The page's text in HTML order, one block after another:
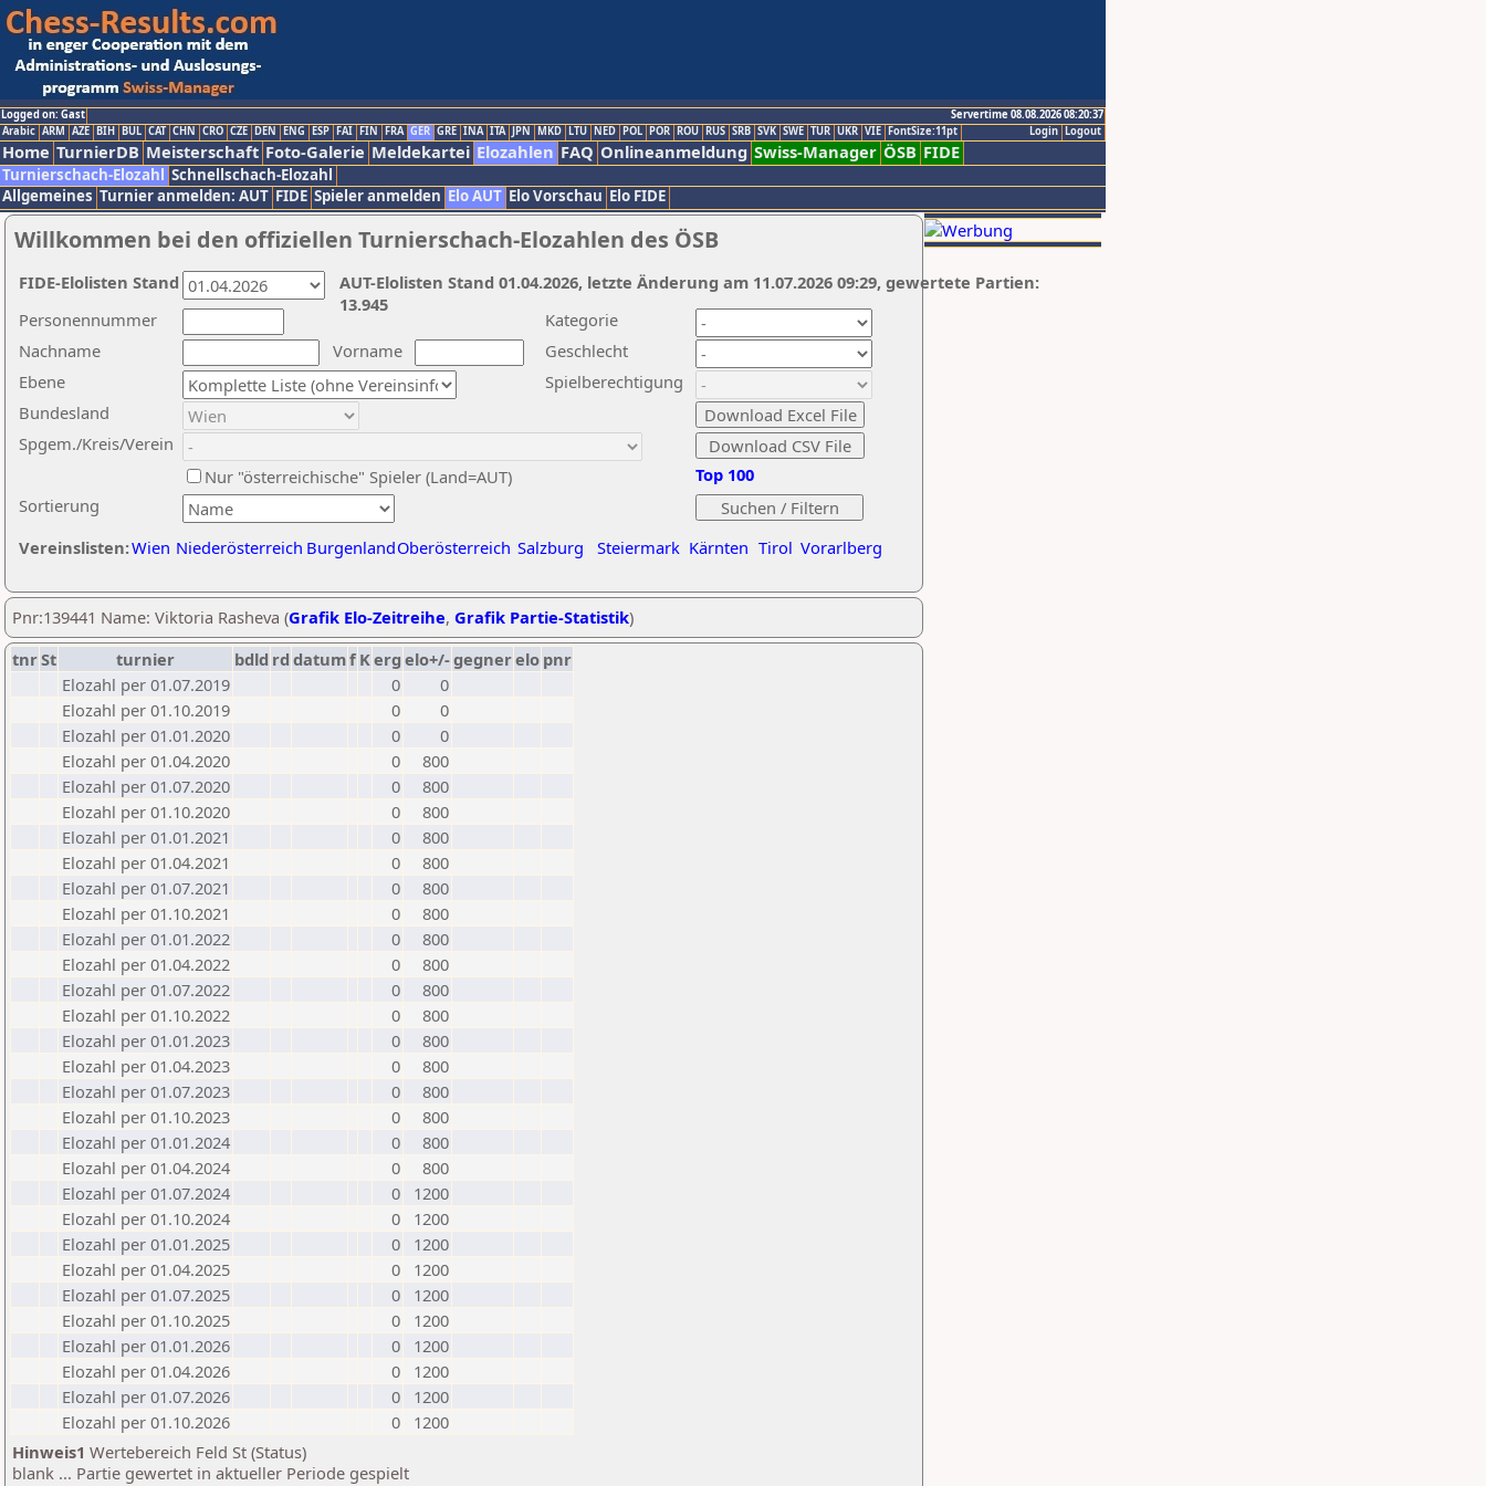
Logged on: Gast
Servertime 08.08.2026 08:20:37
Logout
Login
Arabic ARM AZE BIH BUL CAT CHN CRO CZE DEN ENG ESP FAI FIN FRA GER GRE INA ITA JPN MKD LTU NED POL POR ROU RUS SRB SVK SWE TUR UKR VIE FontSize:11pt
Home TurnierDB Meisterschaft Foto-Galerie Meldekartei Elozahlen FAQ Onlineanmeldung Swiss-Manager ÖSB FIDE
Turnierschach-Elozahl Schnellschach-Elozahl
Allgemeines Turnier anmelden: AUT FIDE Spieler anmelden Elo AUT Elo Vorschau Elo FIDE
Willkommen bei den offiziellen Turnierschach-Elozahlen des ÖSB
Nachname
Vorname
Ebene
Kategorie
Sortierung
Personennummer
Bundesland
Spgem./Kreis/Verein
Geschlecht
Nur "österreichische" Spieler (Land=AUT)
Spielberechtigung
Vereinslisten:Wien Niederösterreich BurgenlandOberösterreich Salzburg Steiermark Kärnten Tirol Vorarlberg
Top 100
AUT-Elolisten Stand 01.04.2026, letzte Änderung am 11.07.2026 09:29, gewertete Partien:
13.945
FIDE-Elolisten Stand
Pnr:139441 Name: Viktoria Rasheva (Grafik Elo-Zeitreihe, Grafik Partie-Statistik)
tnrSt turnier bdld rd datumf Kerg elo+/-gegnerelo pnr
Elozahl per 01.07.2019
0
0
Elozahl per 01.10.2019
0
0
Elozahl per 01.01.2020
0
0
Elozahl per 01.04.2020
0
800
Elozahl per 01.07.2020
0
800
Elozahl per 01.10.2020
0
800
Elozahl per 01.01.2021
0
800
Elozahl per 01.04.2021
0
800
Elozahl per 01.07.2021
0
800
Elozahl per 01.10.2021
0
800
Elozahl per 01.01.2022
0
800
Elozahl per 01.04.2022
0
800
Elozahl per 01.07.2022
0
800
Elozahl per 01.10.2022
0
800
Elozahl per 01.01.2023
0
800
Elozahl per 01.04.2023
0
800
Elozahl per 01.07.2023
0
800
Elozahl per 01.10.2023
0
800
Elozahl per 01.01.2024
0
800
Elozahl per 01.04.2024
0
800
Elozahl per 01.07.2024
0
1200
Elozahl per 01.10.2024
0
1200
Elozahl per 01.01.2025
0
1200
Elozahl per 01.04.2025
0
1200
Elozahl per 01.07.2025
0
1200
Elozahl per 01.10.2025
0
1200
Elozahl per 01.01.2026
0
1200
Elozahl per 01.04.2026
0
1200
Elozahl per 01.07.2026
0
1200
Elozahl per 01.10.2026
0
1200
Hinweis1 Wertebereich Feld St (Status)
blank ... Partie gewertet in aktueller Periode gespielt